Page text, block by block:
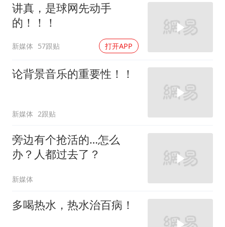
讲真，是球网先动手
的！！！
新媒体 57跟贴 打开APP
论背景音乐的重要性！！
新媒体 2跟贴
旁边有个抢活的…怎么
办？人都过去了？
新媒体
多喝热水，热水治百病！